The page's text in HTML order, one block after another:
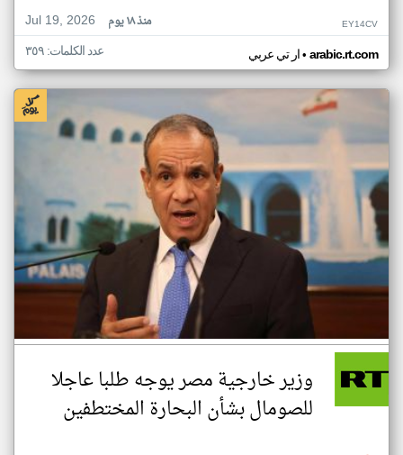
Jul 19, 2026
منذ ١٨ يوم EY14CV
ار تي عربي• arabic.rt.com عدد الكلمات: ٣٥٩
وزير خارجية مصر يوجه طلبا عاجلا
للصومال بشأن البحارة المختطفين